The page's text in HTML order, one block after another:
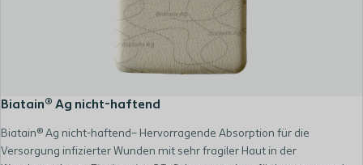
Biatain® Ag nicht-haftend
Biatain® Ag nicht-haftend– Hervorragende Absorption für die
Versorgung infizierter Wunden mit sehr fragiler Haut in der